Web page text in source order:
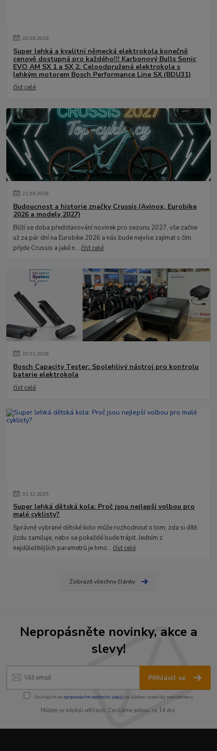
22.06.2026
Super lehká a kvalitní německá elektrokola konečně
cenově dostupná pro každého!!! Karbonový Bulls Sonic
EVO AM SX 1 a SX 2: Celoodpružená elektrokola s
lehkým motorem Bosch Performance Line SX (BDU31)
číst celé
21.06.2026
Budoucnost a historie značky Crussis (Avinox, Eurobike
2026 a modely 2027)
Blíží se doba představování novinek pro sezonu 2027, vše začne
už za pár dní na Eurobike 2026 a nás bude nejvíce zajímat s čím
přijde Crussis a jaké n...číst celé
22.01.2026
Bosch Capacity Tester: Spolehlivý nástroj pro kontrolu
baterie elektrokola
číst celé
31.12.2025
Super lehká dětská kola: Proč jsou nejlepší volbou pro
malé cyklisty?
Správně vybrané dětské kolo může rozhodnout o tom, zda si dítě
jízdu zamiluje, nebo se pokaždé bude trápit. Jedním z
nejdůležitějších parametrů je hmo...číst celé
Zobrazit všechny články
Nepropásněte novinky, akce a
slevy!
Přihlásit se
Souhlasím se zpracováním osobních údajůza účelem rozesílky newsletteru.
Můžete se kdykoli odhlásit. Zasíláme jednou za 14 dní.